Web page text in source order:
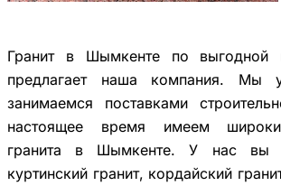
Гранит в Шымкенте по выгодной
предлагает наша компания. Мы
занимаемся поставками
настоящее время имеем
гранита в Шымкенте. У нас вы
куртинский гранит, кордайский